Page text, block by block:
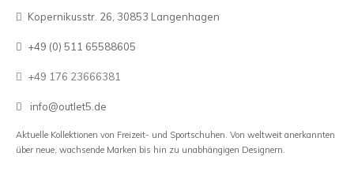
Kopernikusstr. 26, 30853 Langenhagen
+49 (0) 511 65588605
+49 176 23666381
info@outlet5.de
Aktuelle Kollektionen von Freizeit- und Sportschuhen. Von weltweit anerkannten
über neue, wachsende Marken bis hin zu unabhängigen Designern.